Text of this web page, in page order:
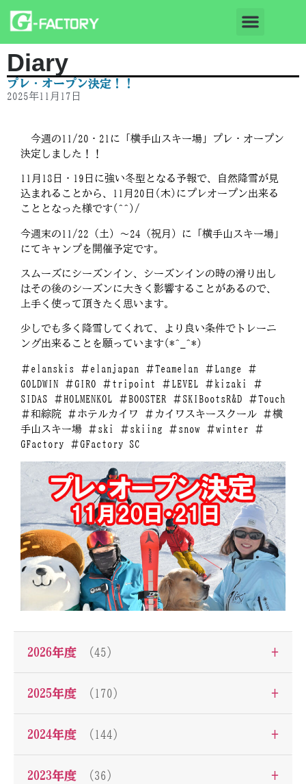
Diary
プレ・オープン決定！！
2025年11月17日
今週の11/20・21に「横手山スキー場」プレ・オープン
決定しました！！
11月18日・19日に強い冬型となる予報で、自然降雪が見
込まれることから、11月20日(木)にプレオープン出来る
こととなった様です(^^)/
今週末の11/22（土）～24（祝月）に「横手山スキー場」
にてキャンプを開催予定です。
スムーズにシーズンイン、シーズンインの時の滑り出し
はその後のシーズンに大きく影響することがあるので、
上手く使って頂きたく思います。
少しでも多く降雪してくれて、より良い条件でトレーニ
ング出来ることを願っています(*^_^*)
＃elanskis ＃elanjapan ＃Teamelan ＃Lange ＃
GOLDWIN ＃GIRO ＃tripoint ＃LEVEL ＃kizaki ＃
SIDAS ＃HOLMENKOL ＃BOOSTER ＃SKIBootsR&D ＃Touch
＃和綜院 ＃ホテルカイワ ＃カイワスキースクール ＃横
手山スキー場 ＃ski ＃skiing ＃snow ＃winter ＃
GFactory ＃GFactory SC
2026年度 （45） +
2025年度 （170） +
2024年度 （144） +
2023年度 （36） +